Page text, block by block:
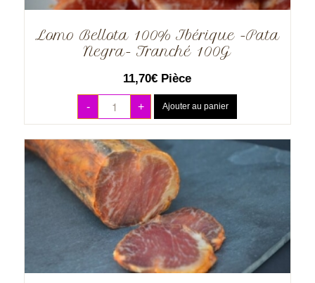
Lomo Bellota 100% Ibérique -Pata
Negra- Tranché 100G
11,70€ Pièce
- + Ajouter au panier